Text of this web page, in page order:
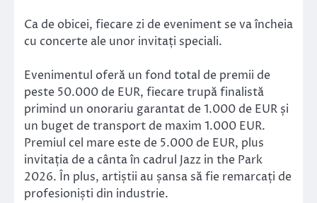
Ca de obicei, fiecare zi de eveniment se va încheia
cu concerte ale unor invitați speciali.
Evenimentul oferă un fond total de premii de
peste 50.000 de EUR, fiecare trupă finalistă
primind un onorariu garantat de 1.000 de EUR și
un buget de transport de maxim 1.000 EUR.
Premiul cel mare este de 5.000 de EUR, plus
invitația de a cânta în cadrul Jazz in the Park
2026. În plus, artiștii au șansa să fie remarcați de
profesioniști din industrie.